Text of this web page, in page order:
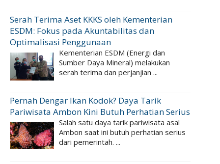
Serah Terima Aset KKKS oleh Kementerian
ESDM: Fokus pada Akuntabilitas dan
Optimalisasi Penggunaan
Kementerian ESDM (Energi dan
Sumber Daya Mineral) melakukan
serah terima dan perjanjian ...
Pernah Dengar Ikan Kodok? Daya Tarik
Pariwisata Ambon Kini Butuh Perhatian Serius
Salah satu daya tarik pariwisata asal
Ambon saat ini butuh perhatian serius
dari pemerintah. ...